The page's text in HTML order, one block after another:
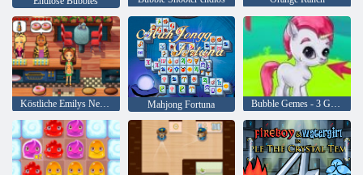
Köstliche Emilys New Beginning Mahjong Fortuna Bubble Gemes - 3 Gewinnt